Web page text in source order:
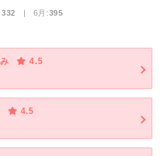
332 | 6月:395
4.5
4.5